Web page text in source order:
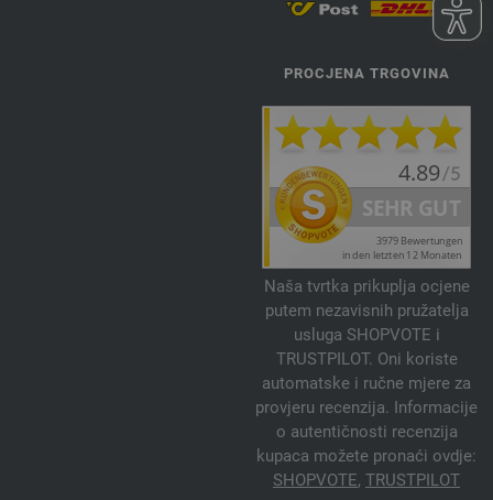
PROCJENA TRGOVINA
Naša tvrtka prikuplja ocjene
putem nezavisnih pružatelja
usluga SHOPVOTE i
TRUSTPILOT. Oni koriste
automatske i ručne mjere za
provjeru recenzija. Informacije
o autentičnosti recenzija
kupaca možete pronaći ovdje:
SHOPVOTE, TRUSTPILOT